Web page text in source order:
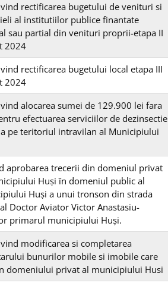
rectificarea bugetului de venituri si
al institutiilor publice finantate
sau partial din venituri proprii-etapa II
2024
rectificarea bugetului local etapa III
2024
alocarea sumei de 129.900 lei fara
efectuarea serviciilor de dezinsectie
pe teritoriul intravilan al Municipiului
aprobarea trecerii din domeniul privat
Huși în domeniul public al
Huși a unui tronson din strada
Doctor Aviator Victor Anastasiu-
primarul municipiului Huși.
modificarea si completarea
bunurilor mobile si imobile care
domeniului privat al municipiului Husi